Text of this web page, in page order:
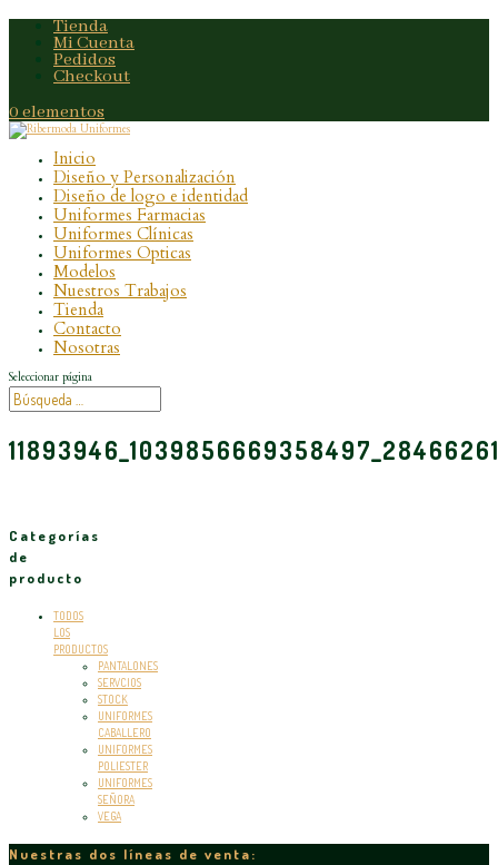
Tienda
Mi Cuenta
Pedidos
Checkout
0 elementos
Inicio
Diseño y Personalización
Diseño de logo e identidad
Uniformes Farmacias
Uniformes Clínicas
Uniformes Opticas
Modelos
Nuestros Trabajos
Tienda
Contacto
Nosotras
Seleccionar página
Categorías
de
producto
TODOS
LOS
PRODUCTOS
PANTALONES
SERVCIOS
STOCK
UNIFORMES
CABALLERO
UNIFORMES
POLIESTER
UNIFORMES
SEÑORA
VEGA
Nuestras dos líneas de venta: